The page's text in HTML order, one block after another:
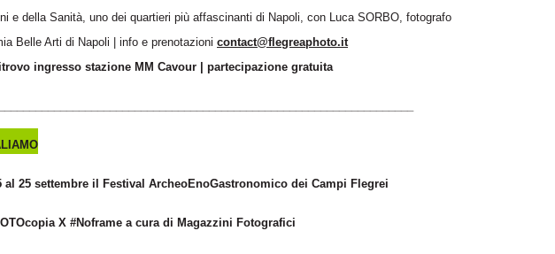
e della Sanità, uno dei quartieri più affascinanti di Napoli, con Luca SORBO, fotografo
Belle Arti di Napoli | info e prenotazioni contact@flegreaphoto.it
ingresso stazione MM Cavour | partecipazione gratuita
al 25 settembre il Festival ArcheoEnoGastronomico dei Campi Flegrei
X #Noframe a cura di Magazzini Fotografici